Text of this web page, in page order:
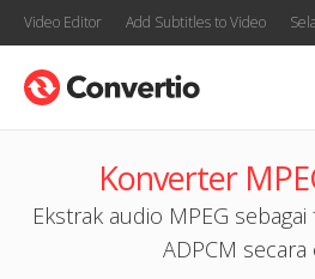
Video Editor Add Subtitles to Video
Konverter
Ekstrak audio MPEG
ADPCM